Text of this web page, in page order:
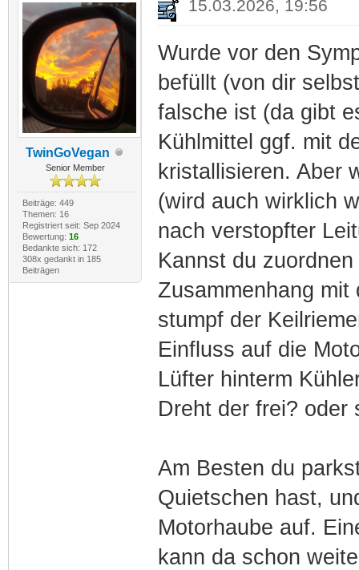
TwinGoVegan
Senior Member
Beiträge: 449
Themen: 16
Registriert seit: Sep 2024
Bewertung: 16
Bedankte sich: 172
308x gedankt in 185
Beiträgen
15.03.2026, 19:56
Wurde vor den
befüllt (von dir
falsche ist (da gibt
Kühlmittel ggf. mit
kristallisieren. Aber
(wird auch wirklich
nach verstopfter
Kannst du
Zusammenhang
stumpf der
Einfluss auf die
Lüfter hinterm
Dreht der frei? oder
Am Besten du
Quietschen hast,
Motorhaube auf.
kann da schon